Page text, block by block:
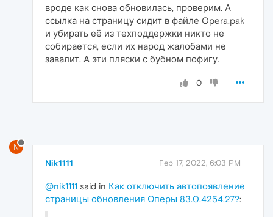
вроде как снова обновилась, проверим. А
ссылка на страницу сидит в файле Opera.pak
и убирать её из техподдержки никто не
собирается, если их народ жалобами не
завалит. А эти пляски с бубном пофигу.
0
N
Nik1111 Feb 17, 2022, 6:03 PM
@nik1111 said in Как отключить автопоявление
страницы обновления Оперы 83.0.4254.27?: